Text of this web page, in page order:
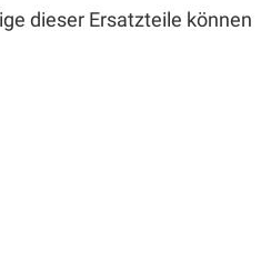
dieser Ersatzteile können